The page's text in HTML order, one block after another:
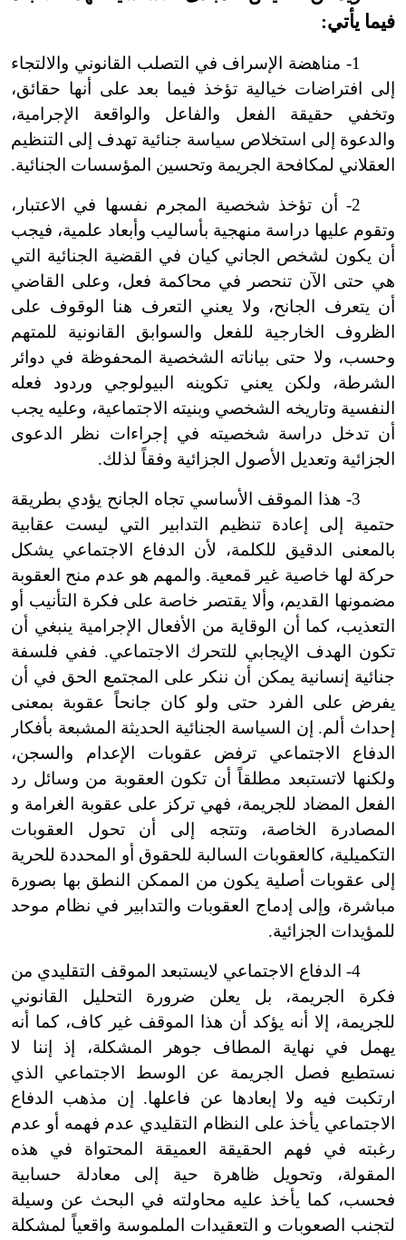
فيما يأتي:
1
-مناهضة الإسراف في التصلب القانوني والالتجاء
إلى افتراضات خيالية تؤخذ فيما بعد على أنها حقائق،
وتخفي حقيقة الفعل والفاعل والواقعة الإجرامية،
والدعوة إلى استخلاص سياسة جنائية تهدف إلى التنظيم
العقلاني لمكافحة الجريمة وتحسين المؤسسات الجنائية.
2
-أن تؤخذ شخصية المجرم نفسها في الاعتبار،
وتقوم عليها دراسة منهجية بأساليب وأبعاد علمية، فيجب
أن يكون لشخص الجاني كيان في القضية الجنائية التي
هي حتى الآن تنحصر في محاكمة فعل، وعلى القاضي
أن يتعرف الجانح، ولا يعني التعرف هنا الوقوف على
الظروف الخارجية للفعل والسوابق القانونية للمتهم
وحسب، ولا حتى بياناته الشخصية المحفوظة في دوائر
الشرطة، ولكن يعني تكوينه البيولوجي وردود فعله
النفسية وتاريخه الشخصي وبنيته الاجتماعية، وعليه يجب
أن تدخل دراسة شخصيته في إجراءات نظر الدعوى
الجزائية وتعديل الأصول الجزائية وفقاً لذلك.
3
-هذا الموقف الأساسي تجاه الجانح يؤدي بطريقة
حتمية إلى إعادة تنظيم التدابير التي ليست عقابية
بالمعنى الدقيق للكلمة، لأن الدفاع الاجتماعي يشكل
حركة لها خاصية غير قمعية. والمهم هو عدم منح العقوبة
مضمونها القديم، وألا يقتصر خاصة على فكرة التأنيب أو
التعذيب، كما أن الوقاية من الأفعال الإجرامية ينبغي أن
تكون الهدف الإيجابي للتحرك الاجتماعي. ففي فلسفة
جنائية إنسانية يمكن أن ننكر على المجتمع الحق في أن
يفرض على الفرد حتى ولو كان جانحاً عقوبة بمعنى
إحداث ألم. إن السياسة الجنائية الحديثة المشبعة بأفكار
الدفاع الاجتماعي ترفض عقوبات الإعدام والسجن،
ولكنها لاتستبعد مطلقاً أن تكون العقوبة من وسائل رد
الفعل المضاد للجريمة، فهي تركز على عقوبة الغرامة و
المصادرة الخاصة، وتتجه إلى أن تحول العقوبات
التكميلية، كالعقوبات السالبة للحقوق أو المحددة للحرية
إلى عقوبات أصلية يكون من الممكن النطق بها بصورة
مباشرة، وإلى إدماج العقوبات والتدابير في نظام موحد
للمؤيدات الجزائية.
4
-الدفاع الاجتماعي لايستبعد الموقف التقليدي من
فكرة الجريمة، بل يعلن ضرورة التحليل القانوني
للجريمة، إلا أنه يؤكد أن هذا الموقف غير كاف، كما أنه
يهمل في نهاية المطاف جوهر المشكلة، إذ إننا لا
نستطيع فصل الجريمة عن الوسط الاجتماعي الذي
ارتكبت فيه ولا إبعادها عن فاعلها. إن مذهب الدفاع
الاجتماعي يأخذ على النظام التقليدي عدم فهمه أو عدم
رغبته في فهم الحقيقة العميقة المحتواة في هذه
المقولة، وتحويل ظاهرة حية إلى معادلة حسابية
فحسب، كما يأخذ عليه محاولته في البحث عن وسيلة
لتجنب الصعوبات و التعقيدات الملموسة واقعياً لمشكلة